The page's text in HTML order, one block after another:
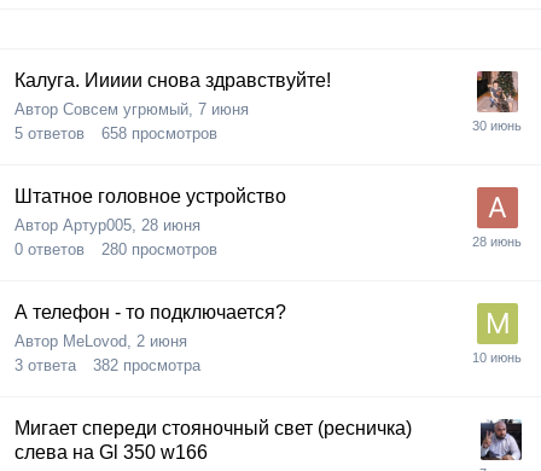
Калуга. Иииии снова здравствуйте!
Автор Совсем угрюмый, 7 июня
5 ответов 658 просмотров
Штатное головное устройство
Автор Артур005, 28 июня
0 ответов 280 просмотров
А телефон - то подключается?
Автор MeLovod, 2 июня
3 ответа 382 просмотра
Мигает спереди стояночный свет (ресничка)
слева на Gl 350 w166